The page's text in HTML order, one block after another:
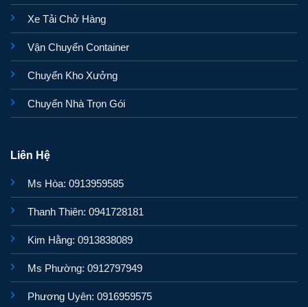
Xe Tải Chở Hàng
Vận Chuyển Container
Chuyển Kho Xưởng
Chuyển Nhà Trọn Gói
Liên Hệ
Ms Hòa: 0913959585
Thanh Thiên: 0941728181
Kim Hằng: 0913838089
Ms Phường: 0912797949
Phương Uyên: 0916959575